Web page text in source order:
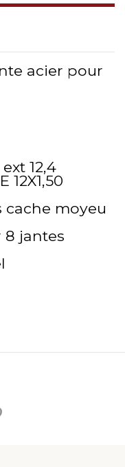
acier pour
12,4
12X1,50
cache moyeu
8 jantes